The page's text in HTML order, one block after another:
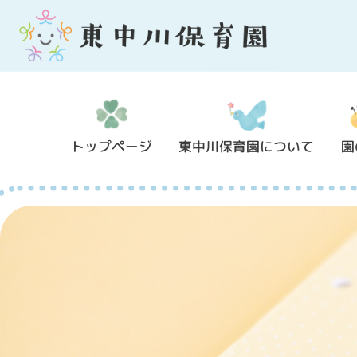
トップページ 東中川保育園について